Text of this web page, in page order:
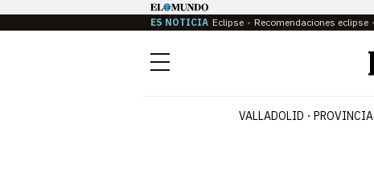
ES NOTICIA Eclipse Recomendaciones eclipse
Menú
VALLADOLID PROVINCIA